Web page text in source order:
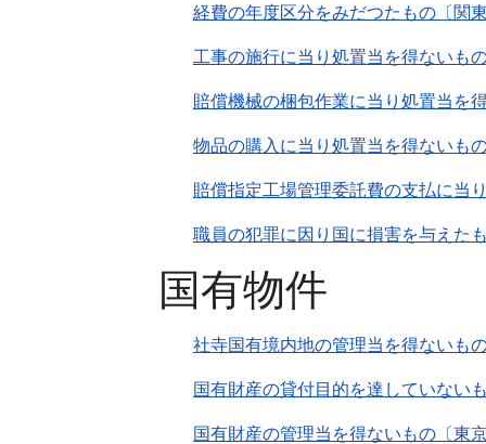
経費の年度区分をみだつたもの〔関
工事の施行に当り処置当を得ない
賠償機械の梱包作業に当り処置当
物品の購入に当り処置当を得ない
賠償指定工場管理委託費の支払に
職員の犯罪に因り国に損害を与え
国有物件
社寺国有境内地の管理当を得ないも
国有財産の貸付目的を達していな
国有財産の管理当を得ないもの〔